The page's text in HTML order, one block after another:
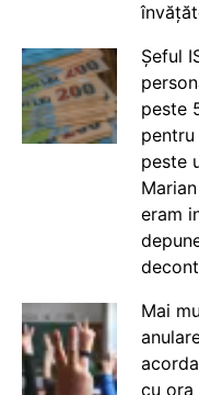
Șeful
peste
peste
eram
Mai
cu ora